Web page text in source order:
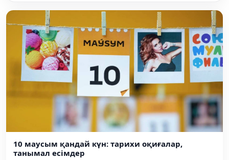
10 маусым қандай күн: тарихи оқиғалар,
танымал есімдер